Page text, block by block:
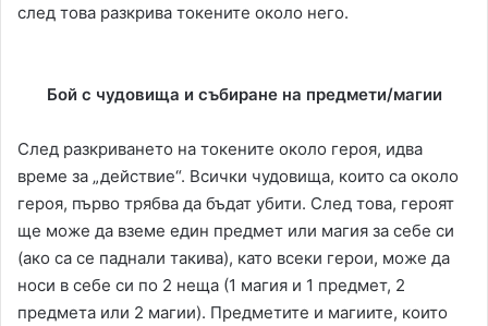
след това разкрива токените около него.
Бой с чудовища и събиране на предмети/магии
След разкриването на токените около героя, идва
време за „действие“. Всички чудовища, които са около
героя, първо трябва да бъдат убити. След това, героят
ще може да вземе един предмет или магия за себе си
(ако са се паднали такива), като всеки герои, може да
носи в себе си по 2 неща (1 магия и 1 предмет, 2
предмета или 2 магии). Предметите и магиите, които